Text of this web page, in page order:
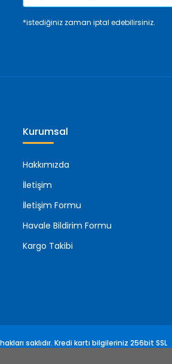
*istediğiniz zaman iptal edebilirsiniz.
Kurumsal
Hakkımızda
İletişim
İletişim Formu
Havale Bildirim Formu
Kargo Takibi
saklıdır. Kredi kartı bilgileriniz 256bit SSL